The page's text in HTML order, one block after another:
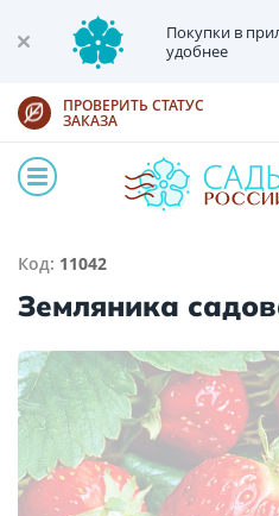
Покупки в
удобнее
ПРОВЕРИТЬ СТАТУС
ЗАКАЗА
Код: 11042
Земляника